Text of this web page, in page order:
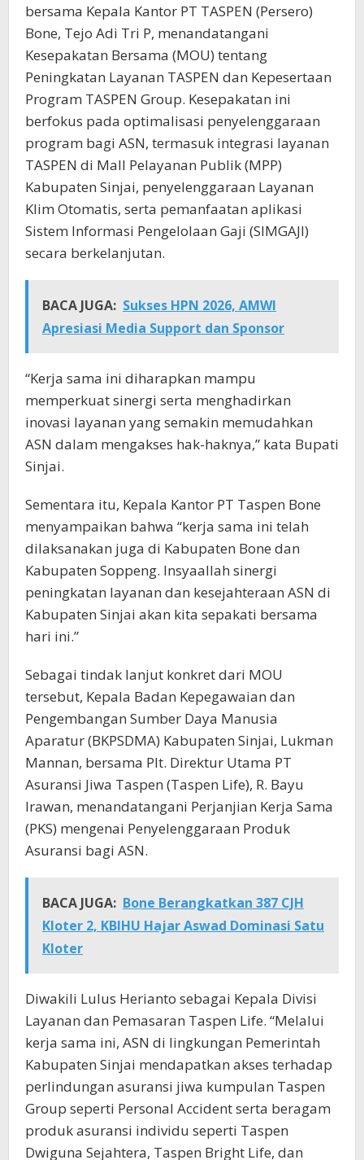
bersama Kepala Kantor PT TASPEN (Persero)
Bone, Tejo Adi Tri P, menandatangani
Kesepakatan Bersama (MOU) tentang
Peningkatan Layanan TASPEN dan Kepesertaan
Program TASPEN Group. Kesepakatan ini
berfokus pada optimalisasi penyelenggaraan
program bagi ASN, termasuk integrasi layanan
TASPEN di Mall Pelayanan Publik (MPP)
Kabupaten Sinjai, penyelenggaraan Layanan
Klim Otomatis, serta pemanfaatan aplikasi
Sistem Informasi Pengelolaan Gaji (SIMGAJI)
secara berkelanjutan.
BACA JUGA: Sukses HPN 2026, AMWI
Apresiasi Media Support dan Sponsor
“Kerja sama ini diharapkan mampu
memperkuat sinergi serta menghadirkan
inovasi layanan yang semakin memudahkan
ASN dalam mengakses hak-haknya,” kata Bupati
Sinjai.
Sementara itu, Kepala Kantor PT Taspen Bone
menyampaikan bahwa “kerja sama ini telah
dilaksanakan juga di Kabupaten Bone dan
Kabupaten Soppeng. Insyaallah sinergi
peningkatan layanan dan kesejahteraan ASN di
Kabupaten Sinjai akan kita sepakati bersama
hari ini.”
Sebagai tindak lanjut konkret dari MOU
tersebut, Kepala Badan Kepegawaian dan
Pengembangan Sumber Daya Manusia
Aparatur (BKPSDMA) Kabupaten Sinjai, Lukman
Mannan, bersama Plt. Direktur Utama PT
Asuransi Jiwa Taspen (Taspen Life), R. Bayu
Irawan, menandatangani Perjanjian Kerja Sama
(PKS) mengenai Penyelenggaraan Produk
Asuransi bagi ASN.
BACA JUGA: Bone Berangkatkan 387 CJH
Kloter 2, KBIHU Hajar Aswad Dominasi Satu
Kloter
Diwakili Lulus Herianto sebagai Kepala Divisi
Layanan dan Pemasaran Taspen Life. “Melalui
kerja sama ini, ASN di lingkungan Pemerintah
Kabupaten Sinjai mendapatkan akses terhadap
perlindungan asuransi jiwa kumpulan Taspen
Group seperti Personal Accident serta beragam
produk asuransi individu seperti Taspen
Dwiguna Sejahtera, Taspen Bright Life, dan